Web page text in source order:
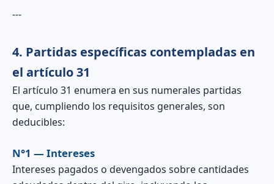
---
4. Partidas específicas contempladas en
el artículo 31
El artículo 31 enumera en sus numerales partidas
que, cumpliendo los requisitos generales, son
deducibles:
N°1 — Intereses
Intereses pagados o devengados sobre cantidades